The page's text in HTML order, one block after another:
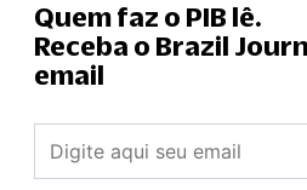
Quem faz o PIB lê.
Receba o Brazil
email